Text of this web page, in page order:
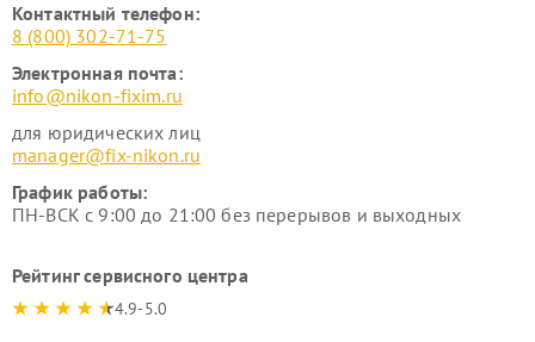
Контактный телефон:
8 (800) 302-71-75
Электронная почта:
info@nikon-fixim.ru
для юридических лиц
manager@fix-nikon.ru
График работы:
ПН-ВСК с 9:00 до 21:00 без перерывов и выходных
Рейтинг сервисного центра
4.9-5.0